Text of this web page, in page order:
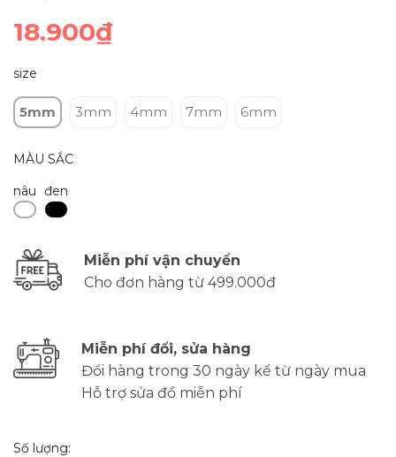
18.900₫
size
5mm 3mm 4mm 7mm 6mm
MÀU SẮC
nâu đen
Miễn phí vận chuyển
Cho đơn hàng từ 499.000đ
Miễn phí đổi, sửa hàng
Đổi hàng trong 30 ngày kể từ ngày mua
Hỗ trợ sửa đồ miễn phí
Số lượng: